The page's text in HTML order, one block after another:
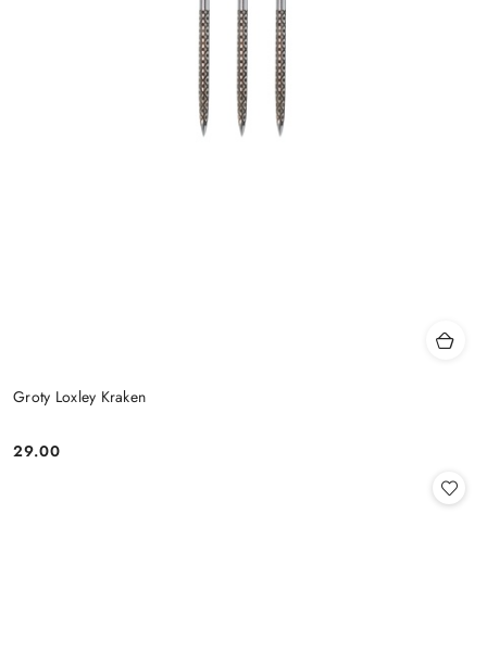
Groty Loxley Kraken
Cena:
29.00